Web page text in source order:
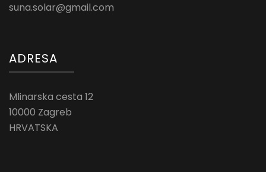
suna.solar@gmail.com
ADRESA
Mlinarska cesta 12
10000 Zagreb
HRVATSKA